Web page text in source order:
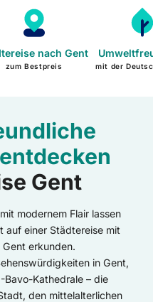
nach Gent
zum Bestpreis mit der
Gent
modernem Flair lassen
auf einer Städtereise mit
Gent erkunden.
in Gent,
Kathedrale – die
den mittelalterlichen